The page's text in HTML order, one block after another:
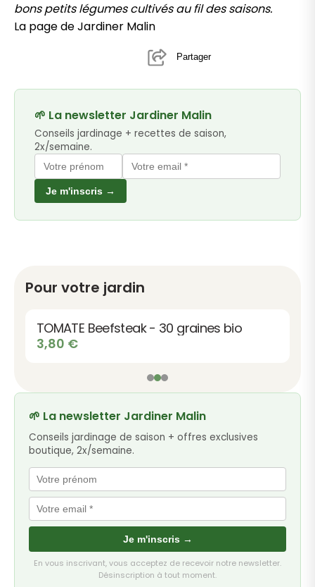
bons petits légumes cultivés au fil des saisons.
La page de Jardiner Malin
Partager
🌱 La newsletter Jardiner Malin
Conseils jardinage + recettes de saison,
2x/semaine.
Je m'inscris →
Pour votre jardin
TOMATE Beefsteak - 30 graines bio
3,80 €
🌱 La newsletter Jardiner Malin
Conseils jardinage de saison + offres exclusives
boutique, 2x/semaine.
Je m'inscris →
En vous inscrivant, vous acceptez de recevoir notre newsletter.
Désinscription à tout moment.